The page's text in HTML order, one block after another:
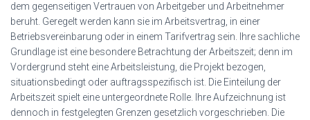
dem gegenseitigen Vertrauen von Arbeitgeber und Arbeitnehmer
beruht. Geregelt werden kann sie im Arbeitsvertrag, in einer
Betriebsvereinbarung oder in einem Tarifvertrag sein. Ihre sachliche
Grundlage ist eine besondere Betrachtung der Arbeitszeit; denn im
Vordergrund steht eine Arbeitsleistung, die Projekt bezogen,
situationsbedingt oder auftragsspezifisch ist. Die Einteilung der
Arbeitszeit spielt eine untergeordnete Rolle. Ihre Aufzeichnung ist
dennoch in festgelegten Grenzen gesetzlich vorgeschrieben. Die